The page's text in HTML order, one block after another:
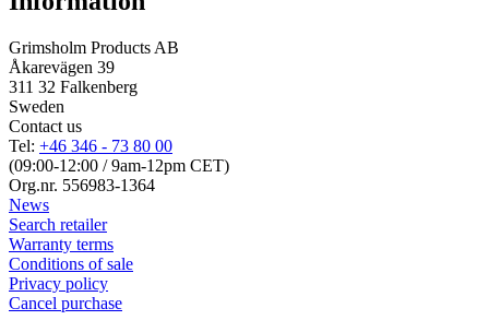
Grimsholm Products AB
Åkarevägen 39
311 32 Falkenberg
Sweden
Contact us
Tel: +46 346 - 73 80 00
(09:00-12:00 / 9am-12pm CET)
Org.nr. 556983-1364
News
Search retailer
Warranty terms
Conditions of sale
Privacy policy
Cancel purchase